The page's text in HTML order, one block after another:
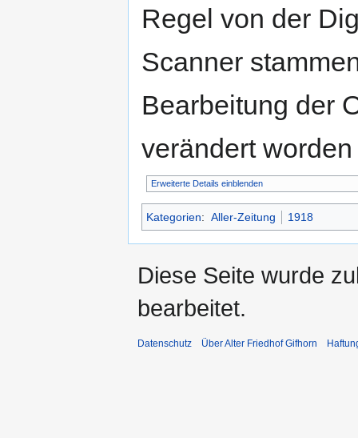
Regel von der
Scanner
Bearbeitung der
verändert
Erweiterte Details einblenden
Kategorien: Aller-Zeitung 1918
Diese Seite wurde
bearbeitet.
Datenschutz Über Alter Friedhof Gifhorn